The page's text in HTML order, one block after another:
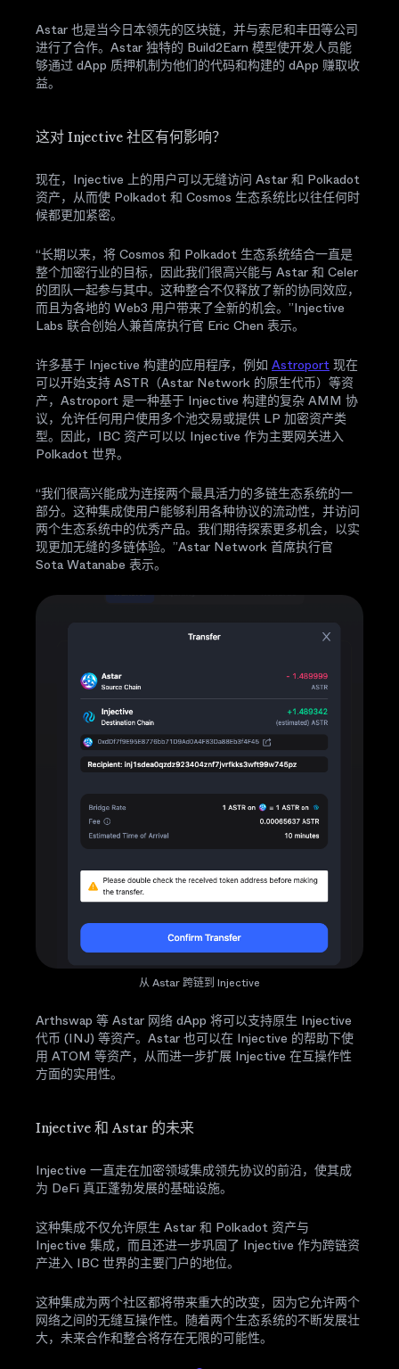
Astar 也是当今日本领先的区块链，并与索尼和丰田等公司
进行了合作。Astar 独特的 Build2Earn 模型使开发人员能
够通过 dApp 质押机制为他们的代码和构建的 dApp 赚取收
益。
这对 Injective 社区有何影响？
现在，Injective 上的用户可以无缝访问 Astar 和 Polkadot
资产，从而使 Polkadot 和 Cosmos 生态系统比以往任何时
候都更加紧密。
“长期以来，将 Cosmos 和 Polkadot 生态系统结合一直是
整个加密行业的目标，因此我们很高兴能与 Astar 和 Celer
的团队一起参与其中。这种整合不仅释放了新的协同效应，
而且为各地的 Web3 用户带来了全新的机会。”Injective
Labs 联合创始人兼首席执行官 Eric Chen 表示。
许多基于 Injective 构建的应用程序，例如 Astroport 现在
可以开始支持 ASTR（Astar Network 的原生代币）等资
产，Astroport 是一种基于 Injective 构建的复杂 AMM 协
议，允许任何用户使用多个池交易或提供 LP 加密资产类
型。因此，IBC 资产可以以 Injective 作为主要网关进入
Polkadot 世界。
“我们很高兴能成为连接两个最具活力的多链生态系统的一
部分。这种集成使用户能够利用各种协议的流动性，并访问
两个生态系统中的优秀产品。我们期待探索更多机会，以实
现更加无缝的多链体验。”Astar Network 首席执行官
Sota Watanabe 表示。
从 Astar 跨链到 Injective
Arthswap 等 Astar 网络 dApp 将可以支持原生 Injective
代币 (INJ) 等资产。Astar 也可以在 Injective 的帮助下使
用 ATOM 等资产，从而进一步扩展 Injective 在互操作性
方面的实用性。
Injective 和 Astar 的未来
Injective 一直走在加密领域集成领先协议的前沿，使其成
为 DeFi 真正蓬勃发展的基础设施。
这种集成不仅允许原生 Astar 和 Polkadot 资产与
Injective 集成，而且还进一步巩固了 Injective 作为跨链资
产进入 IBC 世界的主要门户的地位。
这种集成为两个社区都将带来重大的改变，因为它允许两个
网络之间的无缝互操作性。随着两个生态系统的不断发展壮
大，未来合作和整合将存在无限的可能性。